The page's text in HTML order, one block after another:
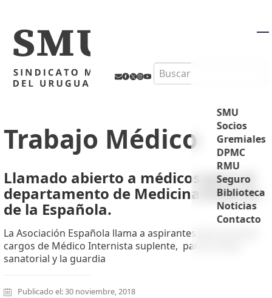
Search
SMU
Socios
Gremiales
DPMC
RMU
Seguro
Biblioteca
Noticias
Contacto
Trabajo Médico
Llamado abierto a médicos para el
departamento de Medicina Interna
de la Española.
La Asociación Española llama a aspirantes para proveer
cargos de Médico Internista suplente, para la visita
sanatorial y la guardia
Publicado el: 30 noviembre, 2018